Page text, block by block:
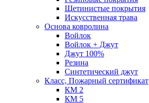
Щетинистые покрытия
Искусственная трава
Основа ковролина
Войлок
Войлок + Джут
Джут 100%
Резина
Синтетический джут
Класс, Пожарный сертификат
КМ 2
КМ 5